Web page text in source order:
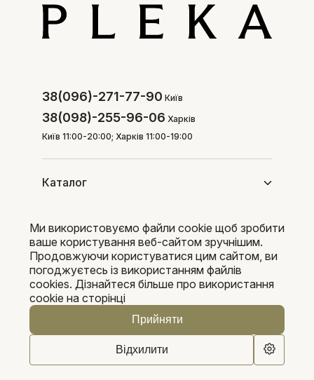
0
38(096)-271-77-90 Київ
38(098)-255-96-06 Харків
Київ 11:00-20:00; Харків 11:00-19:00
Каталог
Покупцям
Pleka 2016-2026
Ми використовуємо файли cookie щоб зробити
ваше користування веб-сайтом зручнішим.
Продовжуючи користуватися цим сайтом, ви
погоджуєтесь із використанням файлів
cookies. Дізнайтеся більше про використання
cookie на сторінці
Прийняти
Відхилити